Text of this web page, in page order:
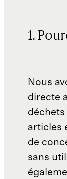
1.
Nous
directe
articles
de
sans